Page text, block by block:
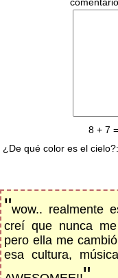
8 + 7 =
¿De qué color es el cielo?:
"wow.. realmente
creí que nunca
pero ella me
esa cultura,